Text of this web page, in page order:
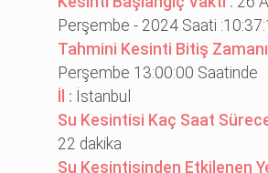
Perşembe - 2024 Saati
Tahmini Kesinti Bitiş
Perşembe 13:00:00 Saatinde
İl : İstanbul
Su Kesintisi Kaç Saat
22 dakika
Su Kesintisinden Etkilenen